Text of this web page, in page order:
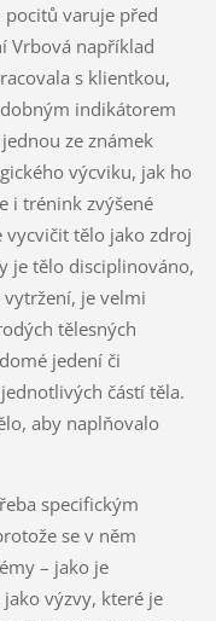
varuje před
Vrbová například
s klientkou,
indikátorem
ze známek
výcviku, jak ho
i trénink zvýšené
vycvičit tělo jako zdroj
je tělo disciplinováno,
je velmi
tělesných
jedení či
částí těla.
aby naplňovalo
specifickým
se v něm
– jako je
výzvy, které je